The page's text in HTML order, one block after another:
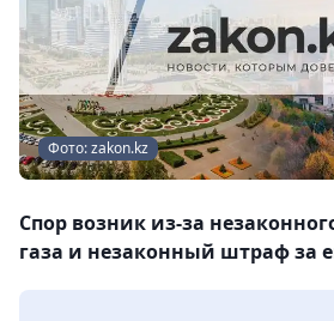
Фото: zakon.kz
Спор возник из-за
газа и незаконный штраф за